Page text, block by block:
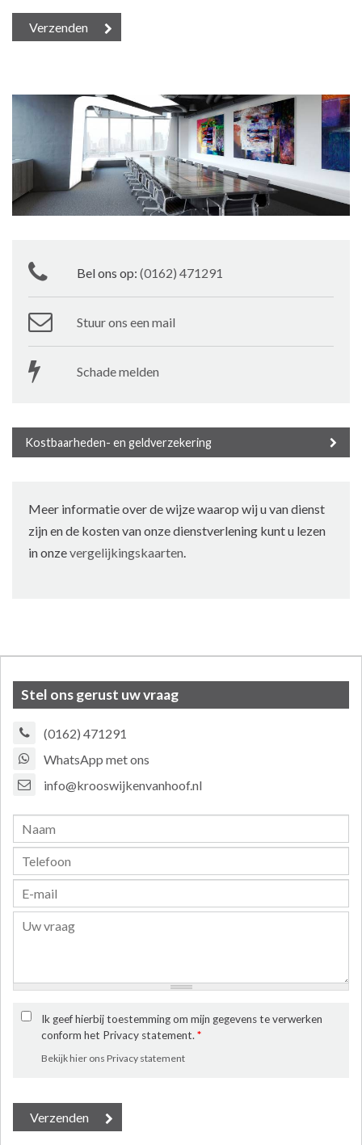
Bel ons op: (0162) 471291
Stuur ons een mail
Schade melden
Kostbaarheden- en geldverzekering
Meer informatie over de wijze waarop wij u van dienst
zijn en de kosten van onze dienstverlening kunt u lezen
in onzevergelijkingskaarten
Stel ons gerust uw vraag
(0162) 471291
WhatsApp met ons
info@krooswijkenvanhoof.nl
Ik geef hierbij toestemming om mijn gegevens te verwerken
conform het Privacy statement. *
Bekijk hier ons Privacy statement